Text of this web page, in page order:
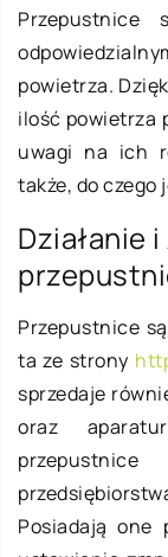
Przepustnice
powietrza.
ilość powietrza
uwagi na ich
także, do czego
Działanie
Przepustnice
ta ze strony
sprzedaje
oraz
Posiadają one